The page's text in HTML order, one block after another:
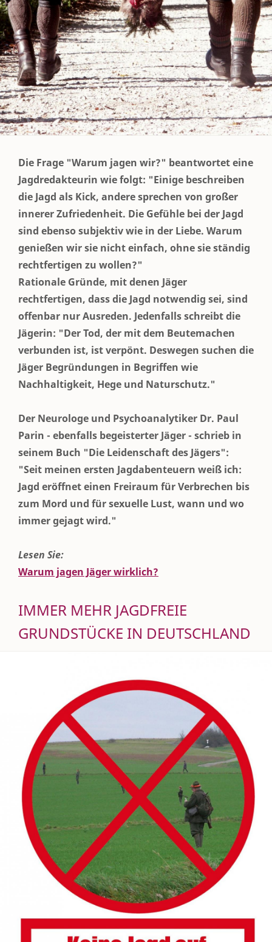
Die Frage "Warum jagen wir?" beantwortet eine
Jagdredakteurin wie folgt: "Einige beschreiben
die Jagd als Kick, andere sprechen von großer
innerer Zufriedenheit. Die Gefühle bei der Jagd
sind ebenso subjektiv wie in der Liebe. Warum
genießen wir sie nicht einfach, ohne sie ständig
rechtfertigen zu wollen?"
Rationale Gründe, mit denen Jäger
rechtfertigen, dass die Jagd notwendig sei, sind
offenbar nur Ausreden. Jedenfalls schreibt die
Jägerin: "Der Tod, der mit dem Beutemachen
verbunden ist, ist verpönt. Deswegen suchen die
Jäger Begründungen in Begriffen wie
Nachhaltigkeit, Hege und Naturschutz."
Der Neurologe und Psychoanalytiker Dr. Paul
Parin - ebenfalls begeisterter Jäger - schrieb in
seinem Buch "Die Leidenschaft des Jägers":
"Seit meinen ersten Jagdabenteuern weiß ich:
Jagd eröffnet einen Freiraum für Verbrechen bis
zum Mord und für sexuelle Lust, wann und wo
immer gejagt wird."
Lesen Sie:
Warum jagen Jäger wirklich?
IMMER MEHR JAGDFREIE
GRUNDSTÜCKE IN DEUTSCHLAND